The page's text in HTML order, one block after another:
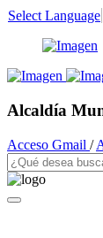
Select Language
Alcaldía
Acceso Gmail /